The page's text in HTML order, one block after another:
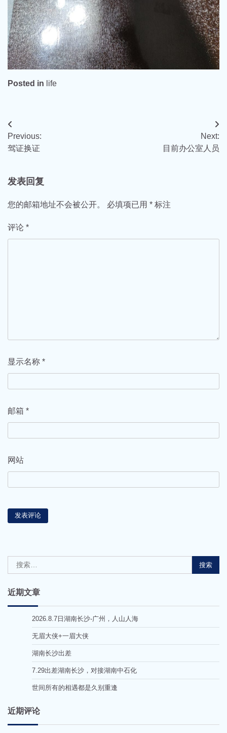
Posted in life
文
章
航
Previous:
驾证换证
Next:
目前办公室人员
发表回复
您的邮箱地址不会被公开。 必填项已用 * 标注
评论 *
显示名称 *
邮箱 *
网站
索：
近期文章
2026.8.7日湖南长沙-广州，人山人海
无眉大侠+一眉大侠
湖南长沙出差
7.29出差湖南长沙，对接湖南中石化
世间所有的相遇都是久别重逢
近期评论